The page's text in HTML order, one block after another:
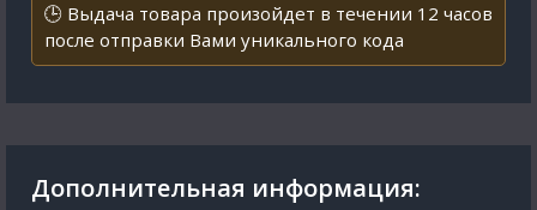
🕒 Выдача товара произойдет в течении 12 часов
после отправки Вами уникального кода
Дополнительная информация: